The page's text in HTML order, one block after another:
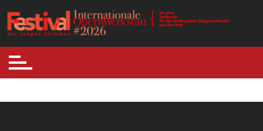
content
Internationale Opernwerkstatt
Festival der jungen Stimmen